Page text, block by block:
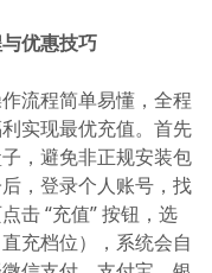
优惠技巧
作流程简单易懂，全程
实现最优充值。首先
，避免非正规安装包
，登录个人账号，找
击 “充值” 按钮，选
充档位），系统会自